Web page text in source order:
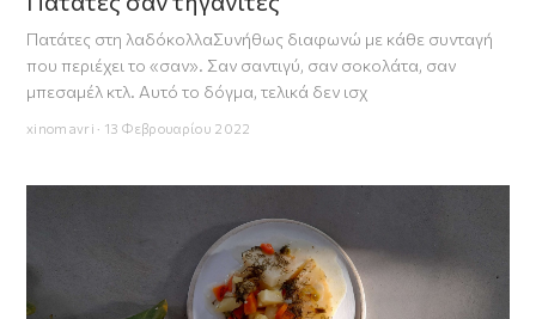
Πατάτες στη λαδόκολλαΣυνήθως διαφωνώ με κάθε συνταγή
που περιέχει το «σαν». Σαν σαντιγύ, σαν σοκολάτα, σαν
μπεσαμέλ κτλ. Αυτό το δόγμα, τελικά δεν ισχ
xinomavri · 13 Φεβρουαρίου 2022